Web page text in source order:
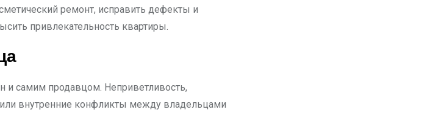
ремонт, исправить дефекты и
привлекательность квартиры.
и самим продавцом. Неприветливость,
или внутренние конфликты между владельцами